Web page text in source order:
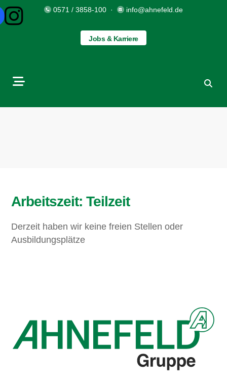
0571 / 3858-100 · info@ahnefeld.de
Jobs & Karriere
Arbeitszeit:Teilzeit
Derzeit haben wir keine freien Stellen oder
Ausbildungsplätze